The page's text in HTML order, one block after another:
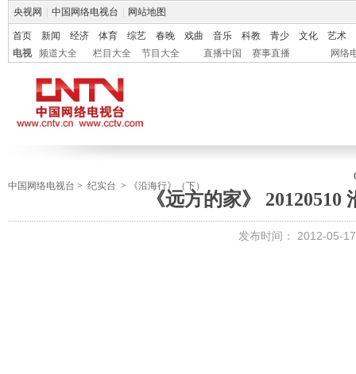
央视网 中国网络电视台 网站地图
首页 新闻 经济 体育 综艺 春晚 戏曲 音乐 科教 青少 文化
艺术
电视
频道大全 栏目大全 节目大全 直播中国 赛事直播 网络
中国网络电视台 > 纪实台 > 《沿海行》（下）
《远方的家》 20120510
发布时间： 2012-05-